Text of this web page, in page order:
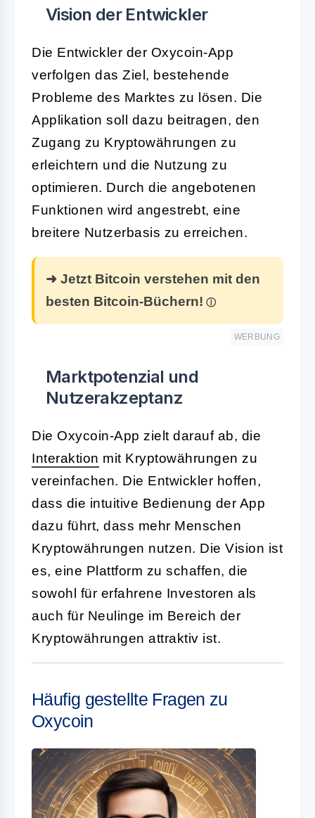
Vision der Entwickler
Die Entwickler der Oxycoin-App
verfolgen das Ziel, bestehende
Probleme des Marktes zu lösen. Die
Applikation soll dazu beitragen, den
Zugang zu Kryptowährungen zu
erleichtern und die Nutzung zu
optimieren. Durch die angebotenen
Funktionen wird angestrebt, eine
breitere Nutzerbasis zu erreichen.
➜ Jetzt Bitcoin verstehen mit den
besten Bitcoin-Büchern!
WERBUNG
Marktpotenzial und
Nutzerakzeptanz
Die Oxycoin-App zielt darauf ab, die
Interaktion mit Kryptowährungen zu
vereinfachen. Die Entwickler hoffen,
dass die intuitive Bedienung der App
dazu führt, dass mehr Menschen
Kryptowährungen nutzen. Die Vision ist
es, eine Plattform zu schaffen, die
sowohl für erfahrene Investoren als
auch für Neulinge im Bereich der
Kryptowährungen attraktiv ist.
Häufig gestellte Fragen zu
Oxycoin